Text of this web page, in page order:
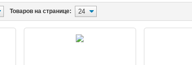
Товаров на странице: